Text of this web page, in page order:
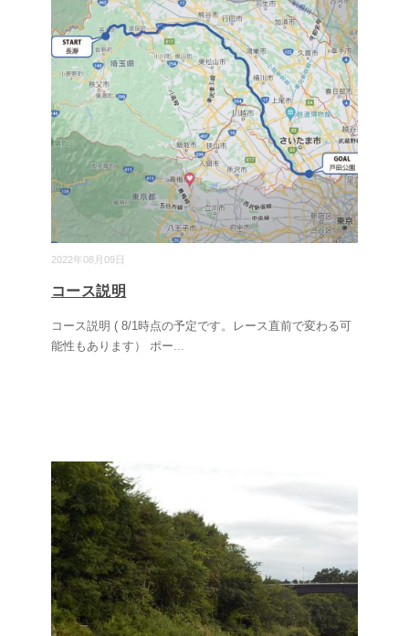
2022年08月09日
コース説明
コース説明 ( 8/1時点の予定です。レース直前で変わる可
能性もあります） ポー...